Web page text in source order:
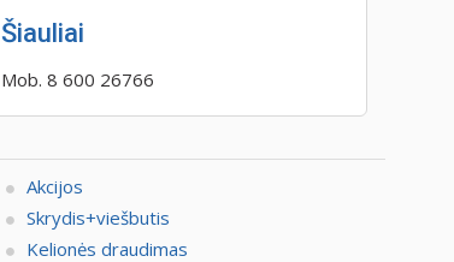
Šiauliai
Mob. 8 600 26766
Akcijos
Skrydis+viešbutis
Kelionės draudimas